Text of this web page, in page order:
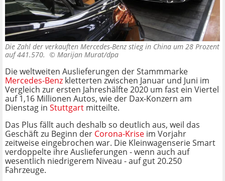
Die Zahl der verkauften Mercedes-Benz stieg in China um 28 Prozent
auf 441.570. © Marijan Murat/dpa
Die weltweiten Auslieferungen der Stammmarke
Mercedes-Benz kletterten zwischen Januar und Juni im
Vergleich zur ersten Jahreshälfte 2020 um fast ein Viertel
auf 1,16 Millionen Autos, wie der Dax-Konzern am
Dienstag in Stuttgart mitteilte.
Das Plus fällt auch deshalb so deutlich aus, weil das
Geschäft zu Beginn der Corona-Krise im Vorjahr
zeitweise eingebrochen war. Die Kleinwagenserie Smart
verdoppelte ihre Auslieferungen - wenn auch auf
wesentlich niedrigerem Niveau - auf gut 20.250
Fahrzeuge.